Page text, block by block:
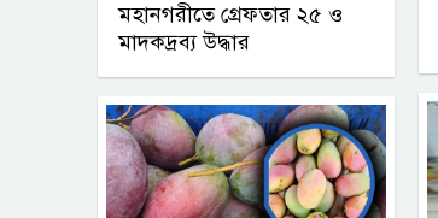
মহানগরীতে গ্রেফতার ২৫ ও
মাদকদ্রব্য উদ্ধার